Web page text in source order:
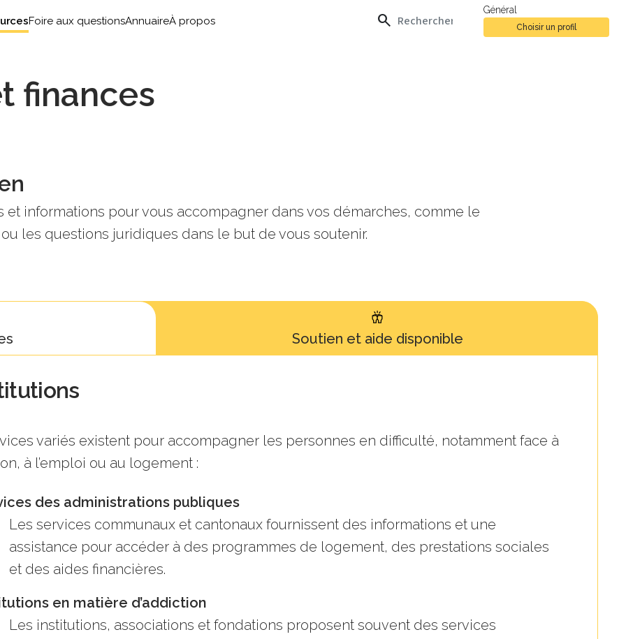
Foire aux questionsAnnuaireÀ propos search
Général
Choisir un profil
finances
informations pour vous accompagner dans vos démarches, comme le
les questions juridiques dans le but de vous soutenir.
Soutien et aide disponible
variés existent pour accompagner les personnes en difficulté, notamment face à
à l’emploi ou au logement :
des administrations publiques
Les services communaux et cantonaux fournissent des informations et une
assistance pour accéder à des programmes de logement, des prestations sociales
et des aides financières.
en matière d’addiction
Les institutions, associations et fondations proposent souvent des services